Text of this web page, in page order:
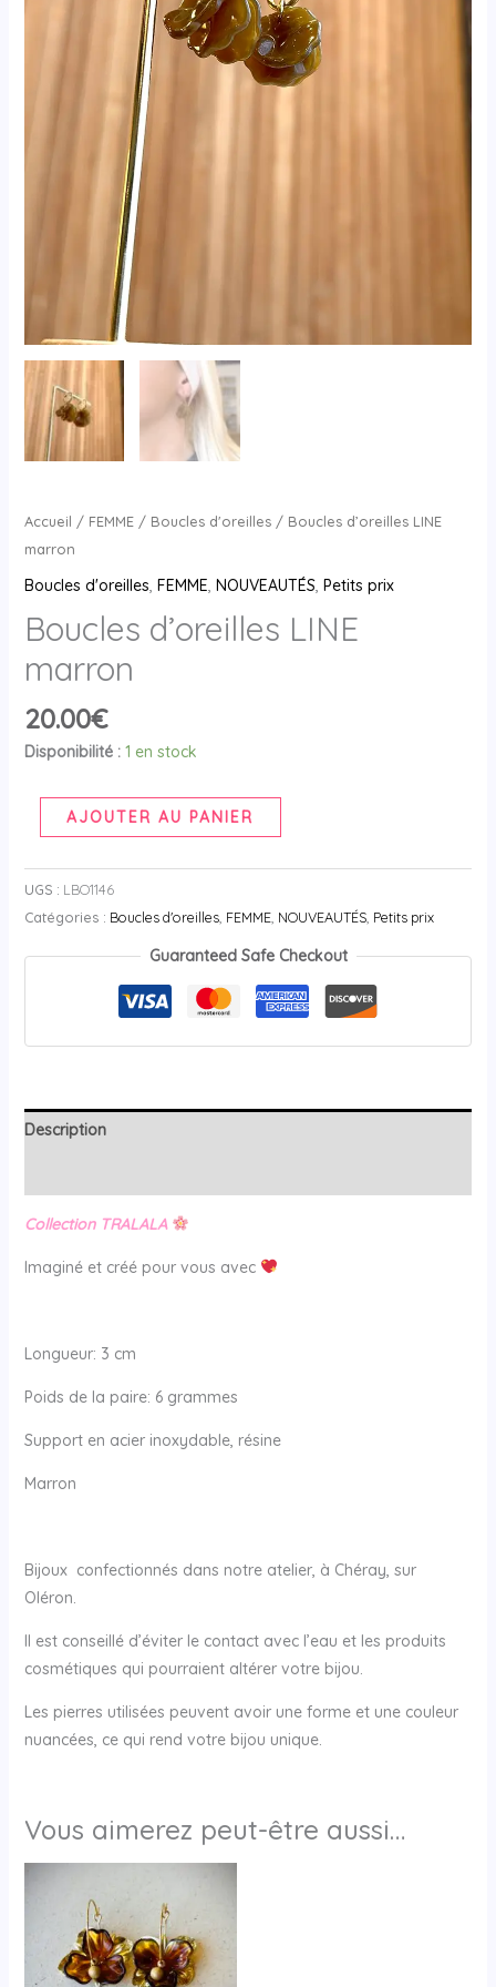
Accueil / FEMME/ Boucles d'oreilles/ Boucles d’oreilles LINE
marron
Boucles d'oreilles, FEMME, NOUVEAUTÉS, Petits prix
Boucles d’oreilles LINE
marron
20.00€
Disponibilité : 1 en stock
AJOUTER AU PANIER
UGS : LBO1146
Catégories : Boucles d'oreilles, FEMME, NOUVEAUTÉS, Petits prix
Guaranteed Safe Checkout
Description
Collection TRALALA
Imaginé et créé pour vous avec
Longueur: 3 cm
Poids de la paire: 6 grammes
Support en acier inoxydable, résine
Marron
Bijoux confectionnés dans notre atelier, à Chéray, sur
Oléron.
Il est conseillé d’éviter le contact avec l’eau et les produits
cosmétiques qui pourraient altérer votre bijou.
Les pierres utilisées peuvent avoir une forme et une couleur
nuancées, ce qui rend votre bijou unique.
Vous aimerez peut-être aussi…